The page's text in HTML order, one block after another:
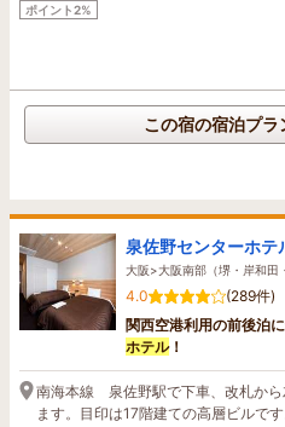
ポイント2%
この宿の宿泊プラ
泉佐野センターホテ
大阪>大阪南部（堺・岸和田
4.0
(289件)
関西空港利用の前後泊
ホテル！
南海本線 泉佐野駅で下車、改札か
ます。目印は17階建ての高層ビルです